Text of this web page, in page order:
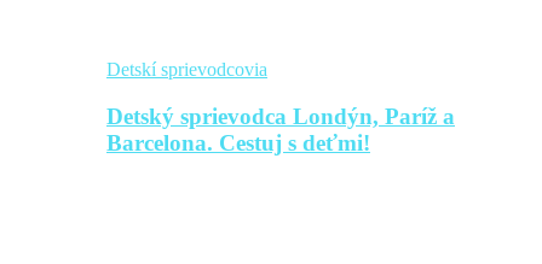
Detskí sprievodcovia
Detský sprievodca Londýn, Paríž a
Barcelona. Cestuj s deťmi!